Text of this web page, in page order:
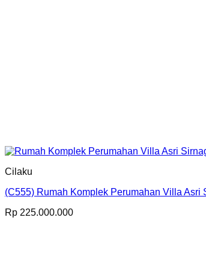
Cilaku
(C555) Rumah Komplek Perumahan Villa Asri
Rp 225.000.000